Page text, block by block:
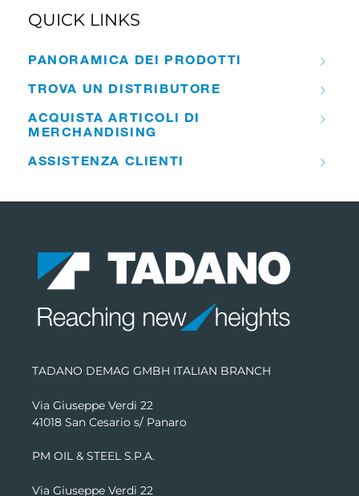
QUICK LINKS
PANORAMICA DEI PRODOTTI
TROVA UN DISTRIBUTORE
ACQUISTA ARTICOLI DI
MERCHANDISING
ASSISTENZA CLIENTI
TADANO DEMAG GMBH ITALIAN BRANCH
Via Giuseppe Verdi 22
41018 San Cesario s/ Panaro
PM OIL & STEEL S.P.A.
Via Giuseppe Verdi 22